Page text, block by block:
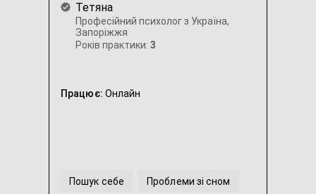
Тетяна
Професійний психолог з Україна,
Запоріжжя
Років практики: 3
Працює: Онлайн
Пошук себе Проблеми зі сном